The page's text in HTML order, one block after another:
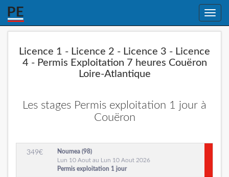
Toggle
Licence 1 - Licence 2 - Licence 3 - Licence
4 - Permis Exploitation 7 heures Couëron
Loire-Atlantique
Les stages Permis exploitation 1 jour à
Couëron
349€
Noumea (98)
Lun 10 Aout au Lun 10 Aout 2026
Permis exploitation 1 jour